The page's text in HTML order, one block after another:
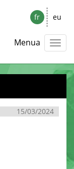
fr eu
Menua
15/03/2024